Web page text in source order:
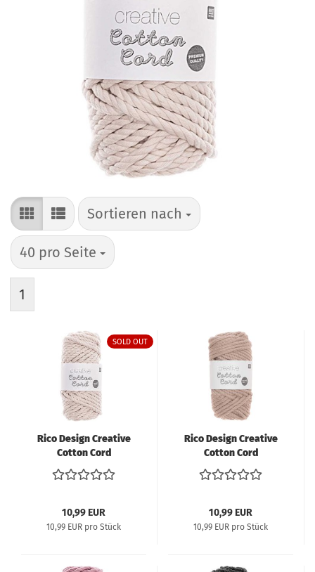
Sortieren nach
Sortieren nach
40 pro Seite
pro Seite
1
SOLD OUT
Rico Design Creative
Cotton Cord
Makramee-Garn 130g
25m - natur
10,99 EUR
10,99 EUR pro Stück
Rico Design Creative
Cotton Cord
Makramee-Garn 130g
25m - hellbraun
10,99 EUR
10,99 EUR pro Stück